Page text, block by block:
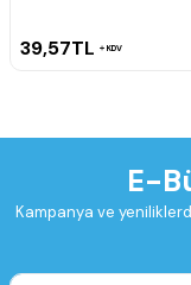
39,57TL KDV
E-
Kampanya ve